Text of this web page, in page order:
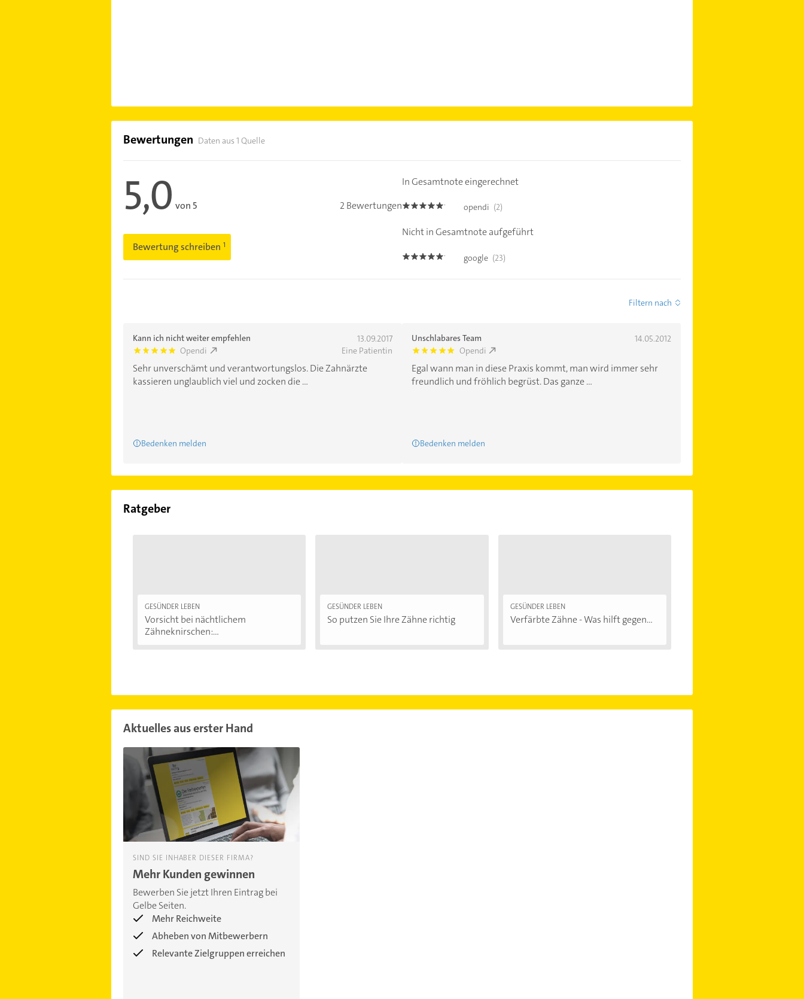
Bewertungen Daten aus 1 Quelle
5,0 von 5 2 Bewertungen
Bewertung schreiben
In Gesamtnote eingerechnet
5.0 opendi (2)
Nicht in Gesamtnote aufgeführt
5.0 google (23)
Filtern nach
Kann ich nicht weiter empfehlen 13.09.2017
5.0 Opendi Eine Patientin
Sehr unverschämt und verantwortungslos. Die Zahnärzte
kassieren unglaublich viel und zocken die ...
Bedenken melden
Unschlabares Team 14.05.2012
5.0 Opendi
Egal wann man in diese Praxis kommt, man wird immer sehr
freundlich und fröhlich begrüst. Das ganze ...
Bedenken melden
Ratgeber
GESÜNDER LEBEN
Vorsicht bei nächtlichem
Zähneknirschen:...
GESÜNDER LEBEN
So putzen Sie Ihre Zähne richtig
GESÜNDER LEBEN
Verfärbte Zähne - Was hilft gegen...
Aktuelles aus erster Hand
SIND SIE INHABER DIESER FIRMA?
Mehr Kunden gewinnen
Bewerben Sie jetzt Ihren Eintrag bei
Gelbe Seiten.
Mehr Reichweite
Abheben von Mitbewerbern
Relevante Zielgruppen erreichen